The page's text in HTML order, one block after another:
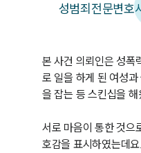
성범죄전문변호
본 사건 의뢰인은 성폭
로 일을 하게 된 여성
을 잡는 등 스킨십을 해
서로 마음이 통한 것으
호감을 표시하였는데